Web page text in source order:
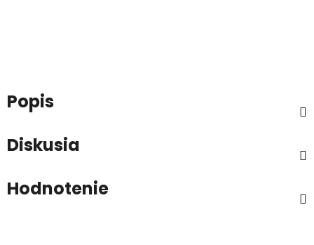
Popis
Diskusia
Hodnotenie